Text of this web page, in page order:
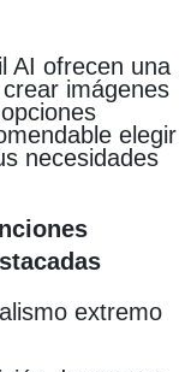
AI ofrecen una
imágenes
elegir
necesidades
extremo